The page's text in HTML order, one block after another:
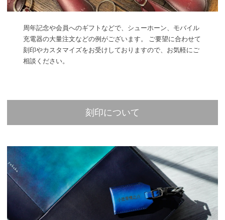
周年記念や会員へのギフトなどで、シューホーン、モバイル
充電器の大量注文などの例がございます。 ご要望に合わせて
刻印やカスタマイズをお受けしておりますので、お気軽にご
相談ください。
刻印について